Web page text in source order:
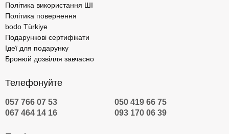
Політика використання ШІ
Політика повернення
bodo Türkiye
Подарункові сертифікати
Ідеї для подарунку
Бронюй дозвілля завчасно
Телефонуйте
057 766 07 53
050 419 66 75
067 464 14 16
093 170 06 39